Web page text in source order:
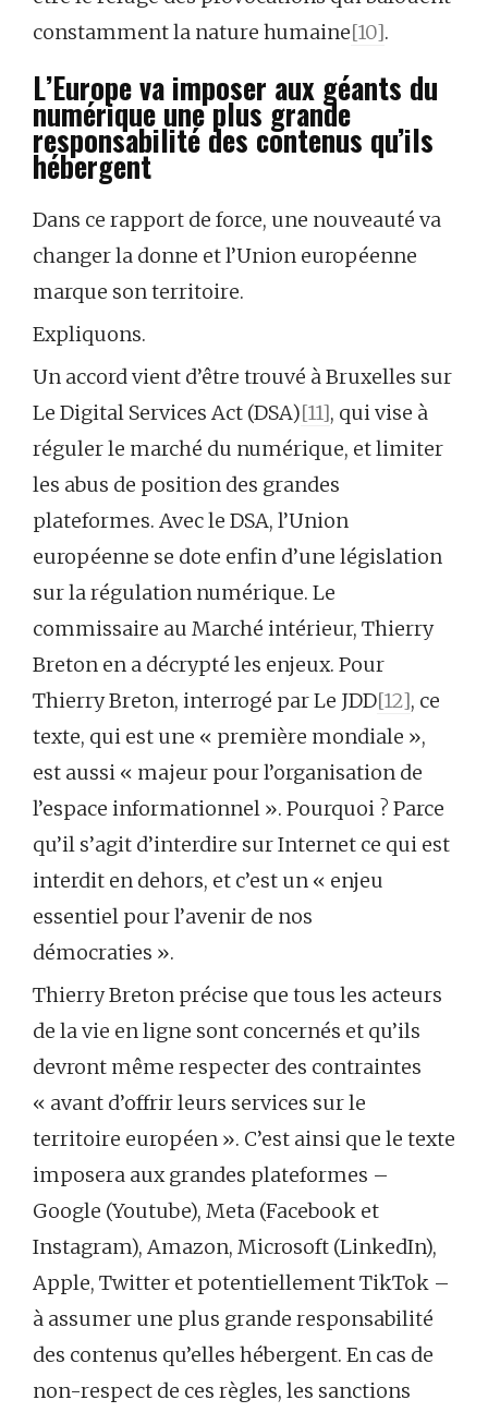
constamment la nature humaine[10].
L’Europe va imposer aux géants du
numérique une plus grande
responsabilité des contenus qu’ils
hébergent
Dans ce rapport de force, une nouveauté va
changer la donne et l’Union européenne
marque son territoire.
Expliquons.
Un accord vient d’être trouvé à Bruxelles sur
Le Digital Services Act (DSA)[11], qui vise à
réguler le marché du numérique, et limiter
les abus de position des grandes
plateformes. Avec le DSA, l’Union
européenne se dote enfin d’une législation
sur la régulation numérique. Le
commissaire au Marché intérieur, Thierry
Breton en a décrypté les enjeux. Pour
Thierry Breton, interrogé par Le JDD[12], ce
texte, qui est une « première mondiale »,
est aussi « majeur pour l’organisation de
l’espace informationnel ». Pourquoi ? Parce
qu’il s’agit d’interdire sur Internet ce qui est
interdit en dehors, et c’est un « enjeu
essentiel pour l’avenir de nos
démocraties ».
Thierry Breton précise que tous les acteurs
de la vie en ligne sont concernés et qu’ils
devront même respecter des contraintes
« avant d’offrir leurs services sur le
territoire européen ». C’est ainsi que le texte
imposera aux grandes plateformes –
Google (Youtube), Meta (Facebook et
Instagram), Amazon, Microsoft (LinkedIn),
Apple, Twitter et potentiellement TikTok –
à assumer une plus grande responsabilité
des contenus qu’elles hébergent. En cas de
non-respect de ces règles, les sanctions